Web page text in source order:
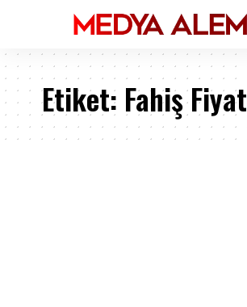
Etiket: Fahiş Fiyat